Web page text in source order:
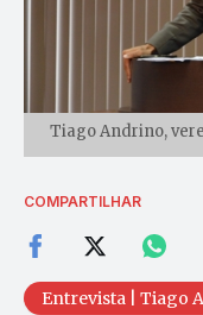
Tiago Andrino,
COMPARTILHAR
Entrevista | Tiago